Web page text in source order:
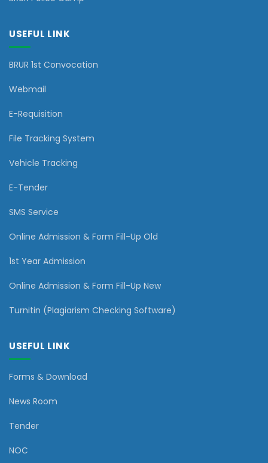
USEFUL LINK
BRUR 1st Convocation
Webmail
E-Requisition
File Tracking System
Vehicle Tracking
E-Tender
SMS Service
Online Admission & Form Fill-Up Old
1st Year Admission
Online Admission & Form Fill-Up New
Turnitin (Plagiarism Checking Software)
USEFUL LINK
Forms & Download
News Room
Tender
NOC